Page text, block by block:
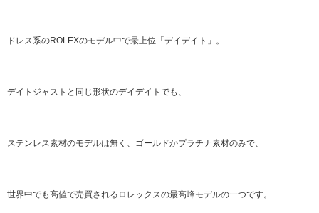
ドレス系のROLEXのモデル中で最上位「デイデイト」。
デイトジャストと同じ形状のデイデイトでも、
ステンレス素材のモデルは無く、ゴールドかプラチナ素材のみで、
世界中でも高値で売買されるロレックスの最高峰モデルの一つです。